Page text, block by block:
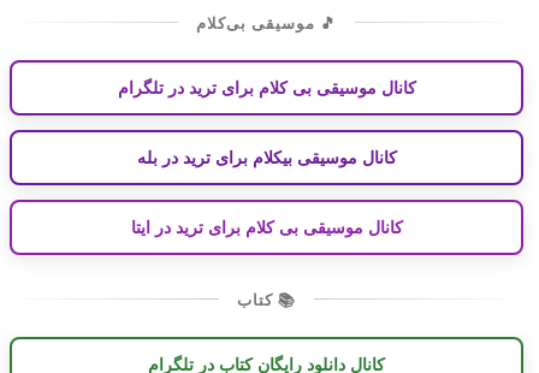
🎵 موسیقی بی‌کلام
کانال موسیقی بی کلام برای ترید در تلگرام
کانال موسیقی بیکلام برای ترید در بله
کانال موسیقی بی کلام برای ترید در ایتا
📚 کتاب
کانال دانلود رایگان کتاب در تلگرام